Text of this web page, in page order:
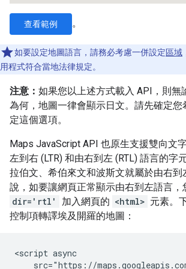
查看範例 。
如要設定地圖語言，請務必考慮一併設定區域
用程式符合當地法律規定。
注意： 如果您以上述方式載入 API，則無
為何，地圖一律會顯示日文。請先確定您
定這個選項。
Maps JavaScript API 也原生支援雙向文
左到右 (LTR) 和由右到左 (RTL) 語言的字
拉伯文、希伯來文和波斯文就屬於由右到
說，如要讓網頁正常顯示由右到左語言，
dir='rtl'
加入網頁的 <html> 元素。
控制項轉譯埃及開羅的地圖：
<script async
src="https://